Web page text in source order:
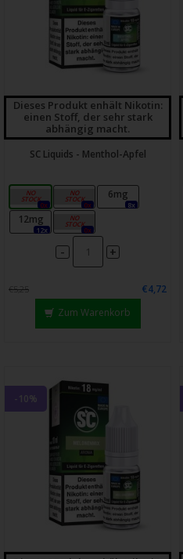
Dieses Produkt enhält Nikotin:
einen Stoff, der sehr stark
abhängig macht.
SC Liquids - Menthol-Apfel
0mg
0x
3mg
0x
6mg
8x
12mg
12x
18mg
0x
- +
€5,25
€4,72
Zum Warenkorb
-10%